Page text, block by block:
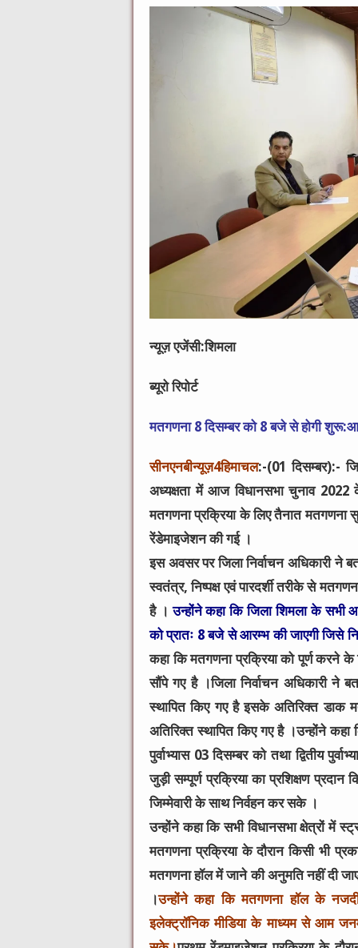
न्यूज़ एजेंसी:शिमला
ब्यूरो रिपोर्ट
मतगणना 8 दिसम्बर को 8 बजे से होगी
सीनएनबीन्यूज़4हिमाचल:-(01 दिसम्बर):-
अध्यक्षता में आज विधानसभा चुनाव 2022
मतगणना प्रक्रिया के लिए तैनात मतगणना
रेंडेमाइजेशन की गई ।
इस अवसर पर जिला निर्वाचन अधिकारी ने
स्वतंत्र, निष्पक्ष एवं पारदर्शी तरीके से
है ।उन्होंने कहा कि जिला शिमला के सभी
को प्रातः 8 बजे से आरम्भ की जाएगी जिसे
कहा कि मतगणना प्रक्रिया को पूर्ण करने
सौंपे गए है ।जिला निर्वाचन अधिकारी ने
स्थापित किए गए है इसके अतिरिक्त डाक
अतिरिक्त स्थापित किए गए है ।उन्होंने
पुर्वाभ्यास 03 दिसम्बर को तथा द्वितीय
जुड़ी सम्पूर्ण प्रक्रिया का प्रशिक्षण प्रदान
जिम्मेवारी के साथ निर्वहन कर सके ।
उन्होंने कहा कि सभी विधानसभा क्षेत्रों में
मतगणना प्रक्रिया के दौरान किसी भी
मतगणना हॉल में जाने की अनुमति नहीं दी
।उन्होंने कहा कि मतगणना हॉल के
इलेक्ट्रॉनिक मीडिया के माध्यम से आम